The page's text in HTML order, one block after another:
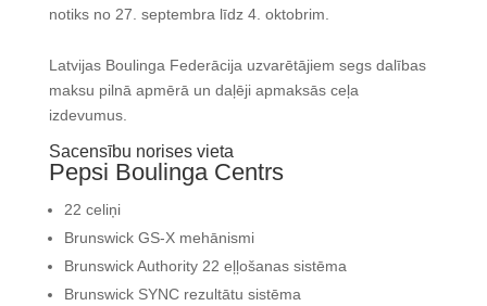
notiks no 27. septembra līdz 4. oktobrim.
Latvijas Boulinga Federācija uzvarētājiem segs dalības
maksu pilnā apmērā un daļēji apmaksās ceļa
izdevumus.
Sacensību norises vieta
Pepsi Boulinga Centrs
22 celiņi
Brunswick GS-X mehānismi
Brunswick Authority 22 eļļošanas sistēma
Brunswick SYNC rezultātu sistēma